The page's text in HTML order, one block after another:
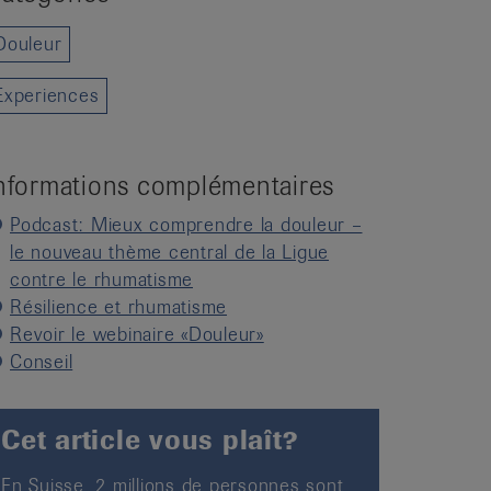
complémentaires
Podcast: Mieux comprendre la douleur –
le nouveau thème central de la Ligue
contre le rhumatisme
Résilience et rhumatisme
Revoir le webinaire «Douleur»
Conseil
Cet article vous plaît?
En Suisse, 2 millions de personnes sont